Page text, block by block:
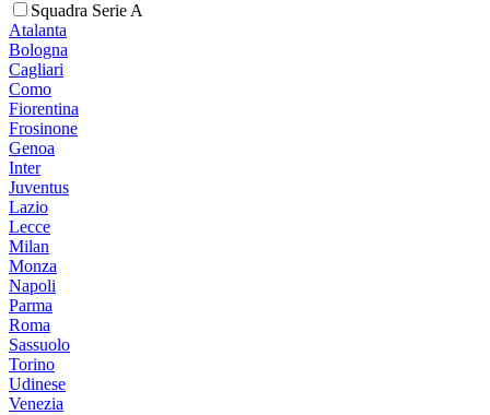
Squadra Serie A
Atalanta
Bologna
Cagliari
Como
Fiorentina
Frosinone
Genoa
Inter
Juventus
Lazio
Lecce
Milan
Monza
Napoli
Parma
Roma
Sassuolo
Torino
Udinese
Venezia